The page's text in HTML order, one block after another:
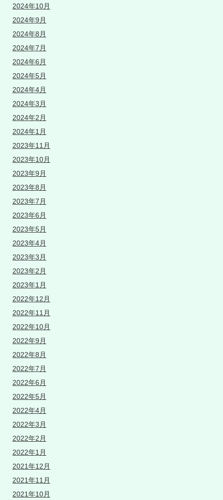
2024年10月
2024年9月
2024年8月
2024年7月
2024年6月
2024年5月
2024年4月
2024年3月
2024年2月
2024年1月
2023年11月
2023年10月
2023年9月
2023年8月
2023年7月
2023年6月
2023年5月
2023年4月
2023年3月
2023年2月
2023年1月
2022年12月
2022年11月
2022年10月
2022年9月
2022年8月
2022年7月
2022年6月
2022年5月
2022年4月
2022年3月
2022年2月
2022年1月
2021年12月
2021年11月
2021年10月